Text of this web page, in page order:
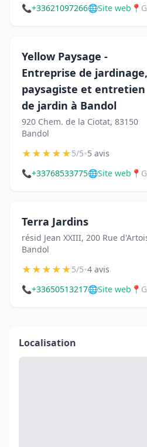
📞+33621097266🌐Site web 📍
Yellow Paysage -
Entreprise de jardinage,
paysagiste et entretien
de jardin à Bandol
920 Chem. de la Ciotat, 83150
Bandol
★★★★★5/5•5 avis
📞+33768533775🌐Site web 📍
Terra Jardins
résid Jean XXIII, 200 Rue
Bandol
★★★★★5/5•4 avis
📞+33650513217🌐Site web 📍
Localisation